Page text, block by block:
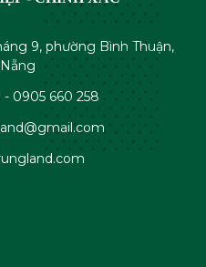
9, phường Bình Thuận,
0905 660 258